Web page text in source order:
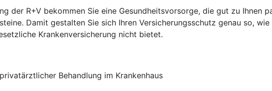
der R+V bekommen Sie eine Gesundheitsvorsorge, die gut zu Ihnen
Damit gestalten Sie sich Ihren Versicherungsschutz genau so,
Krankenversicherung nicht bietet.
Behandlung im Krankenhaus